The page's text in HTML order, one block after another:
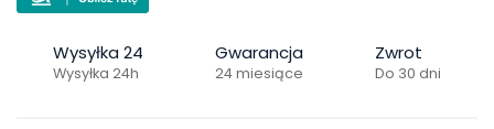
Wysyłka 24
Wysyłka 24h
Gwarancja
24 miesiące
Zwrot
Do 30 dni